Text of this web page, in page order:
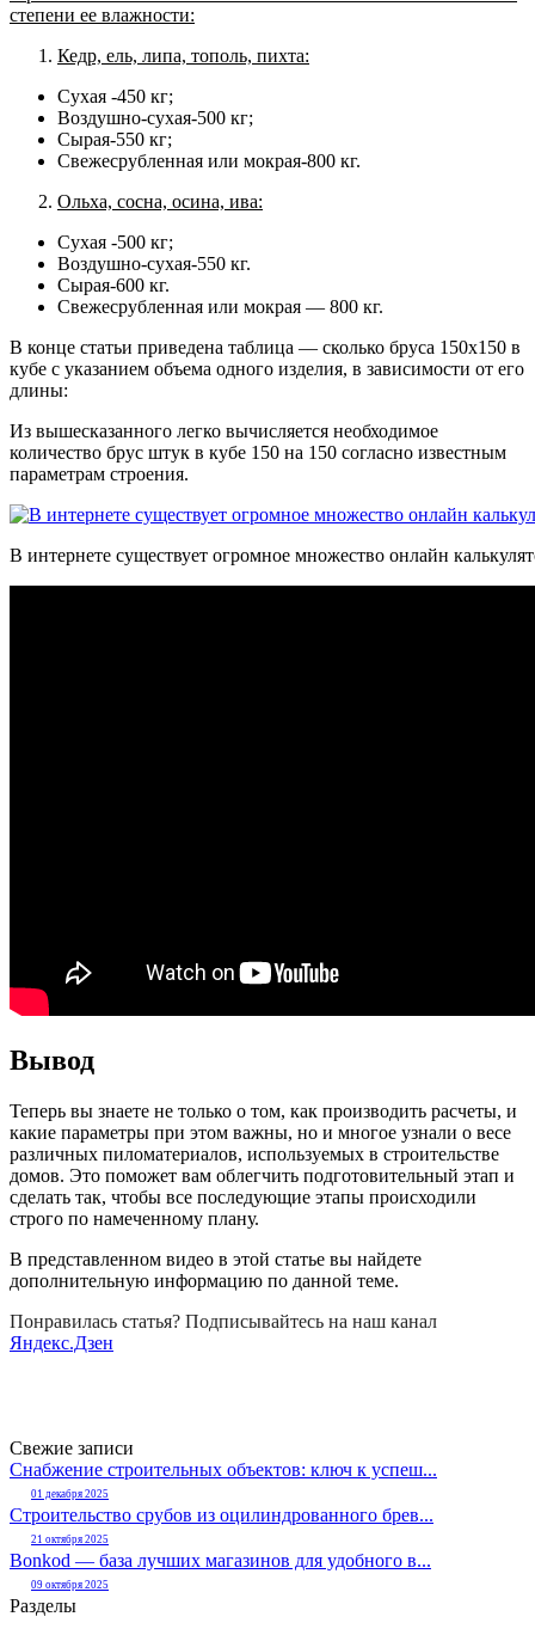
степени ее влажности:
Кедр, ель, липа, тополь, пихта:
Сухая -450 кг;
Воздушно-сухая-500 кг;
Сырая-550 кг;
Свежесрубленная или мокрая-800 кг.
Ольха, сосна, осина, ива:
Сухая -500 кг;
Воздушно-сухая-550 кг.
Сырая-600 кг.
Свежесрубленная или мокрая — 800 кг.
В конце статьи приведена таблица — сколько бруса 150х150 в
кубе с указанием объема одного изделия, в зависимости от его
длины:
Из вышесказанного легко вычисляется необходимое
количество брус штук в кубе 150 на 150 согласно известным
параметрам строения.
В интернете существует огромное множество онлайн
Вывод
Теперь вы знаете не только о том, как производить расчеты, и
какие параметры при этом важны, но и многое узнали о весе
различных пиломатериалов, используемых в строительстве
домов. Это поможет вам облегчить подготовительный этап и
сделать так, чтобы все последующие этапы происходили
строго по намеченному плану.
В представленном видео в этой статье вы найдете
дополнительную информацию по данной теме.
Понравилась статья? Подписывайтесь на наш канал
Яндекс.Дзен
Свежие записи
Снабжение строительных объектов: ключ к успеш...
01 декабря 2025
Строительство срубов из оцилиндрованного брев...
21 октября 2025
Bonkod — база лучших магазинов для удобного в...
09 октября 2025
Разделы